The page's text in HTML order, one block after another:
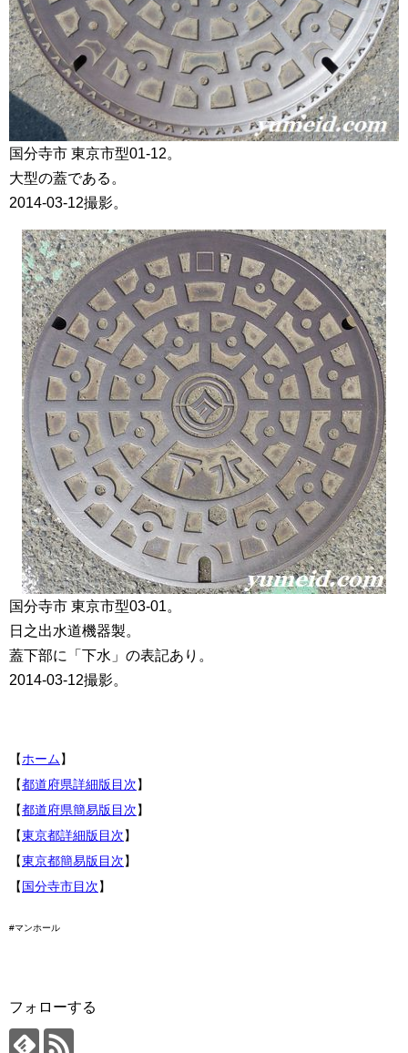
国分寺市 東京市型01-12。
大型の蓋である。
2014-03-12撮影。
国分寺市 東京市型03-01。
日之出水道機器製。
蓋下部に「下水」の表記あり。
2014-03-12撮影。
【ホーム】
【都道府県詳細版目次】
【都道府県簡易版目次】
【東京都詳細版目次】
【東京都簡易版目次】
【国分寺市目次】
#マンホール
フォローする